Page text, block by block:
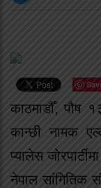
काठमाडौँ, पौष
कान्छी नामक
प्यालेस
नेपाल सांगितिक